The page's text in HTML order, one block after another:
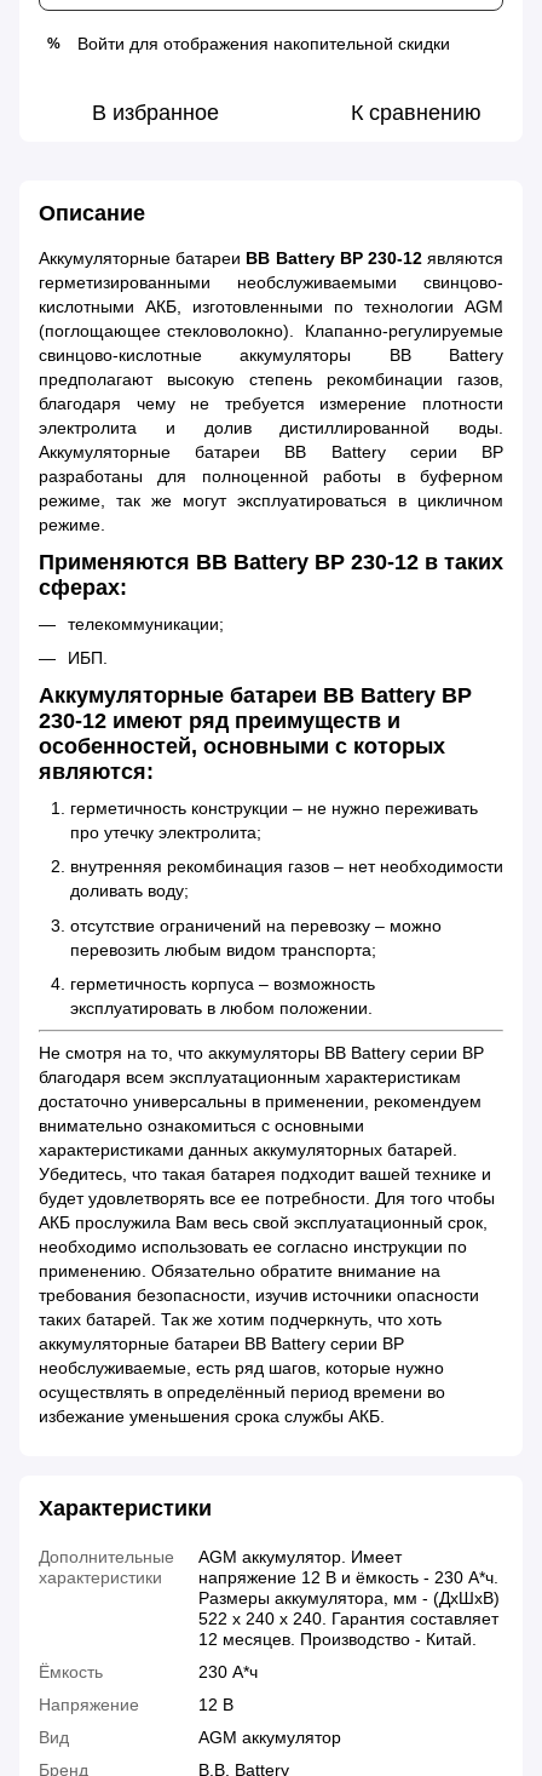
% Войти для отображения накопительной скидки
В избранное К сравнению
Описание
Аккумуляторные батареи BB Battery BP 230-12являются
герметизированными необслуживаемыми свинцово-
кислотными АКБ, изготовленными по технологии AGM
(поглощающее стекловолокно). Клапанно-регулируемые
свинцово-кислотные аккумуляторы BB Battery
предполагают высокую степень рекомбинации газов,
благодаря чему не требуется измерение плотности
электролита и долив дистиллированной воды.
Аккумуляторные батареи BB Battery серии BP
разработаны для полноценной работы в буферном
режиме, так же могут эксплуатироваться в цикличном
режиме.
Применяются BB Battery BP 230-12 в таких
сферах:
телекоммуникации;
ИБП.
Аккумуляторные батареи BB Battery BP
230-12 имеют ряд преимуществ и
особенностей, основными с которых
являются:
герметичность конструкции – не нужно переживать
про утечку электролита;
внутренняя рекомбинация газов – нет необходимости
доливать воду;
отсутствие ограничений на перевозку – можно
перевозить любым видом транспорта;
герметичность корпуса – возможность
эксплуатировать в любом положении.
Не смотря на то, что аккумуляторы BB Battery серии BP
благодаря всем эксплуатационным характеристикам
достаточно универсальны в применении, рекомендуем
внимательно ознакомиться с основными
характеристиками данных аккумуляторных батарей.
Убедитесь, что такая батарея подходит вашей технике и
будет удовлетворять все ее потребности. Для того чтобы
АКБ прослужила Вам весь свой эксплуатационный срок,
необходимо использовать ее согласно инструкции по
применению. Обязательно обратите внимание на
требования безопасности, изучив источники опасности
таких батарей. Так же хотим подчеркнуть, что хоть
аккумуляторные батареи BB Battery серии BP
необслуживаемые, есть ряд шагов, которые нужно
осуществлять в определённый период времени во
избежание уменьшения срока службы АКБ.
Характеристики
Дополнительные
характеристики
AGM аккумулятор. Имеет
напряжение 12 В и ёмкость - 230 А*ч.
Размеры аккумулятора, мм - (ДхШхВ)
522 х 240 х 240. Гарантия составляет
12 месяцев. Производство - Китай.
Ёмкость
230 А*ч
Напряжение
12 В
Вид
AGM аккумулятор
Бренд
B.B. Battery